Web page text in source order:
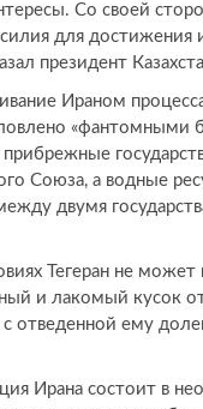
Со своей
для достижения
президент
Ираном
«фантомными
Союза, а водные
двумя
Тегеран не может
и лакомый кусок
с отведенной ему
Ирана состоит в